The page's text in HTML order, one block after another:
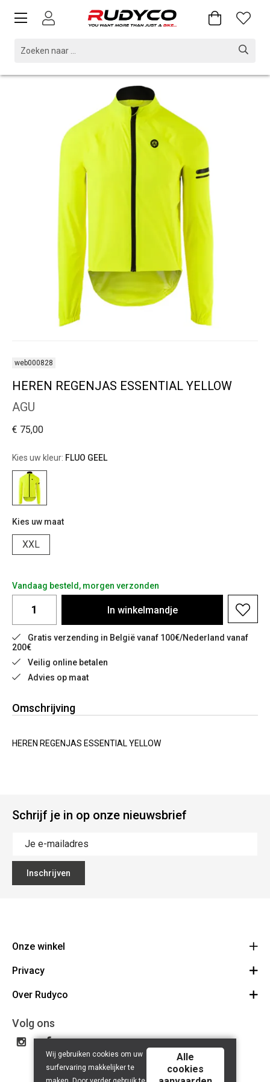
web000828
HEREN REGENJAS ESSENTIAL YELLOW
AGU
€ 75,00
Kies uw kleur: FLUO GEEL
Kies uw maat
XXL
Vandaag besteld, morgen verzonden
In winkelmandje
Gratis verzending in België vanaf 100€/Nederland vanaf
200€
Veilig online betalen
Advies op maat
Omschrijving
HEREN REGENJAS ESSENTIAL YELLOW
Schrijf je in op onze nieuwsbrief
Inschrijven
Onze winkel
Rudyco
9220 Hamme
052 47 71 27
BE 0893.944.278
Privacy
Algemene voorwaarden
Privacy Policy
Over Rudyco
Over ons
Contact
Rudyco Cycling Team
Volg ons
Wij gebruiken cookies om uw
surfervaring makkelijker te
Alle
cookies